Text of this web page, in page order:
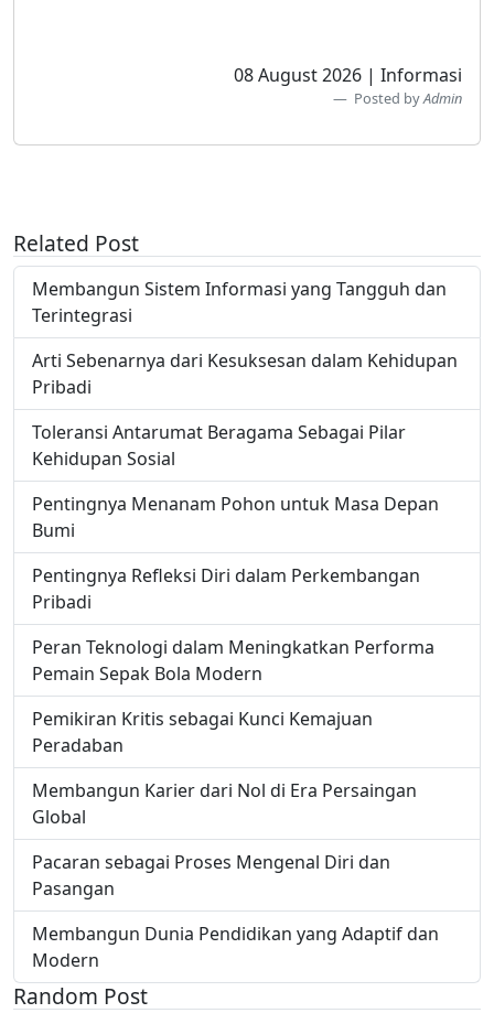
08 August 2026 | Informasi
Posted byAdmin
Related Post
Membangun Sistem Informasi yang Tangguh dan
Terintegrasi
Arti Sebenarnya dari Kesuksesan dalam Kehidupan
Pribadi
Toleransi Antarumat Beragama Sebagai Pilar
Kehidupan Sosial
Pentingnya Menanam Pohon untuk Masa Depan
Bumi
Pentingnya Refleksi Diri dalam Perkembangan
Pribadi
Peran Teknologi dalam Meningkatkan Performa
Pemain Sepak Bola Modern
Pemikiran Kritis sebagai Kunci Kemajuan
Peradaban
Membangun Karier dari Nol di Era Persaingan
Global
Pacaran sebagai Proses Mengenal Diri dan
Pasangan
Membangun Dunia Pendidikan yang Adaptif dan
Modern
Random Post